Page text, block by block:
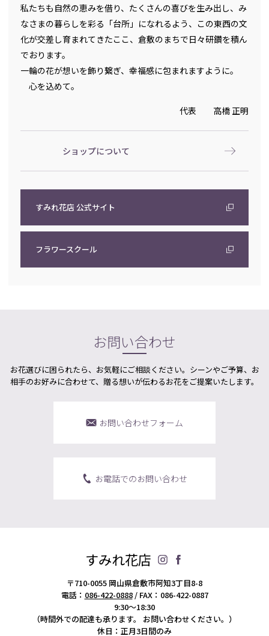
私たちも自然の恵みを借り、たくさんの喜びを生み出し、み
なさまの暮らしを彩る「台所」になれるよう、この東西の文
化が交差し育まれてきたここ、倉敷のまちで日々研鑽を積ん
でおります。
一輪の花が想いを飾り繋ぎ、幸福感に包まれますように。
心を込めて。
代表 高橋 正明
ショップについて
すみれ花店 公式サイト
フラワースクール
お問い合わせ
お花選びに困られたら、お気軽にご相談ください。シーンやご予算、お
相手のお好みに合わせて、贈る想いが伝わるお花をご提案いたします。
お問い合わせフォーム
お電話でのお問い合わせ
すみれ花店
〒710-0055 岡山県倉敷市阿知3丁目8-8
電話： 086-422-0888/ FAX：086-422-0887
9:30～18:30
（時間外での配達も承ります。
お問い合わせください。）
休日：正月3日間のみ